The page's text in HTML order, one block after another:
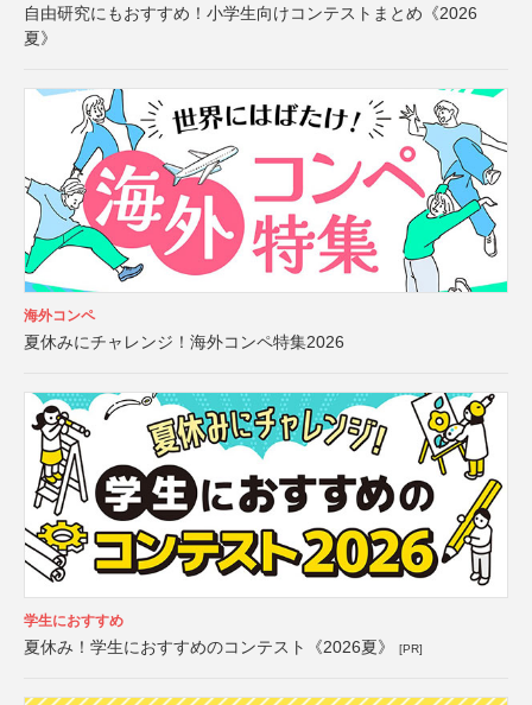
自由研究にもおすすめ！小学生向けコンテストまとめ《2026
夏》
海外コンペ
夏休みにチャレンジ！海外コンペ特集2026
学生におすすめ
夏休み！学生におすすめのコンテスト《2026夏》 [PR]